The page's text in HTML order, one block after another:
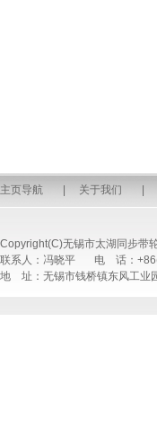
主页导航 关于我们
Copyright(C)无锡市太湖同步带
联系人：冯晓平 电 话：
地 址：无锡市钱桥镇东风工